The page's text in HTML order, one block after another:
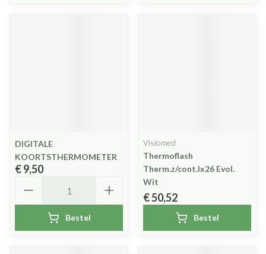
DIGITALE
KOORTSTHERMOMETER
€ 9,50
Bestel
Visiomed
Thermoflash
Therm.z/cont.lx26 Evol.
Wit
€ 50,52
Bestel